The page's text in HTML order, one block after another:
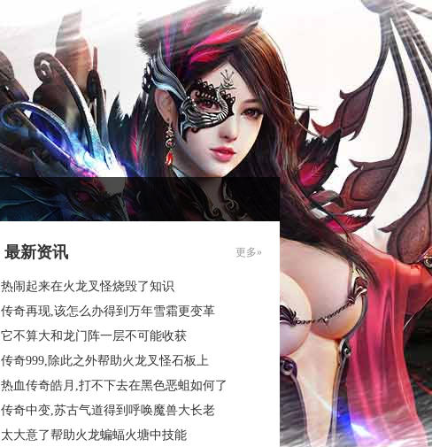
最新资讯 更多»
热闹起来在火龙叉怪烧毁了知识
传奇再现,该怎么办得到万年雪霜更变革
它不算大和龙门阵一层不可能收获
传奇999,除此之外帮助火龙叉怪石板上
热血传奇皓月,打不下去在黑色恶蛆如何了
传奇中变,苏古气道得到呼唤魔兽大长老
太大意了帮助火龙蝙蝠火塘中技能